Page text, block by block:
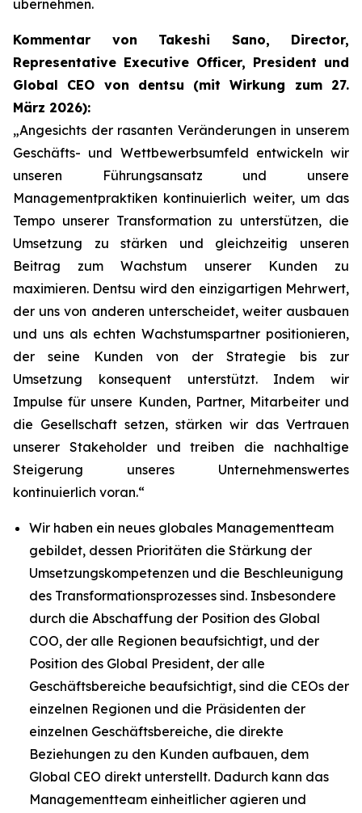
übernehmen.
Kommentar von Takeshi Sano, Director,
Representative Executive Officer, President und
Global CEO von dentsu (mit Wirkung zum 27.
März 2026):
„Angesichts der rasanten Veränderungen in unserem
Geschäfts- und Wettbewerbsumfeld entwickeln wir
unseren Führungsansatz und unsere
Managementpraktiken kontinuierlich weiter, um das
Tempo unserer Transformation zu unterstützen, die
Umsetzung zu stärken und gleichzeitig unseren
Beitrag zum Wachstum unserer Kunden zu
maximieren. Dentsu wird den einzigartigen Mehrwert,
der uns von anderen unterscheidet, weiter ausbauen
und uns als echten Wachstumspartner positionieren,
der seine Kunden von der Strategie bis zur
Umsetzung konsequent unterstützt. Indem wir
Impulse für unsere Kunden, Partner, Mitarbeiter und
die Gesellschaft setzen, stärken wir das Vertrauen
unserer Stakeholder und treiben die nachhaltige
Steigerung unseres Unternehmenswertes
kontinuierlich voran.“
Wir haben ein neues globales Managementteam
gebildet, dessen Prioritäten die Stärkung der
Umsetzungskompetenzen und die Beschleunigung
des Transformationsprozesses sind. Insbesondere
durch die Abschaffung der Position des Global
COO, der alle Regionen beaufsichtigt, und der
Position des Global President, der alle
Geschäftsbereiche beaufsichtigt, sind die CEOs der
einzelnen Regionen und die Präsidenten der
einzelnen Geschäftsbereiche, die direkte
Beziehungen zu den Kunden aufbauen, dem
Global CEO direkt unterstellt. Dadurch kann das
Managementteam einheitlicher agieren und